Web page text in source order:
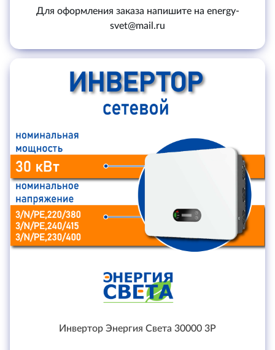
Для оформления заказа напишите на energy-
svet@mail.ru
Инвертор Энергия Света 30000 3P